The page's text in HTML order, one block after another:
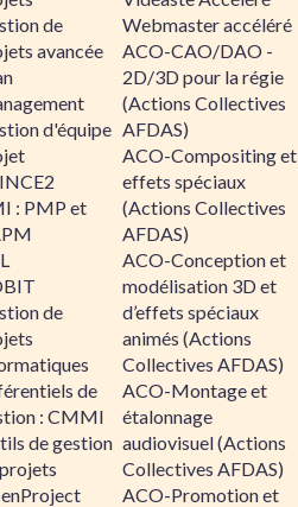
de
avancée
d'équipe
: PMP et
de
de
: CMMI
de gestion
Webmaster accéléré
ACO-CAO/DAO -
2D/3D pour la régie
(Actions Collectives
AFDAS)
ACO-Compositing et
effets spéciaux
(Actions Collectives
AFDAS)
ACO-Conception et
modélisation 3D et
d’effets spéciaux
animés (Actions
Collectives AFDAS)
ACO-Montage et
étalonnage
audiovisuel (Actions
Collectives AFDAS)
ACO-Promotion et